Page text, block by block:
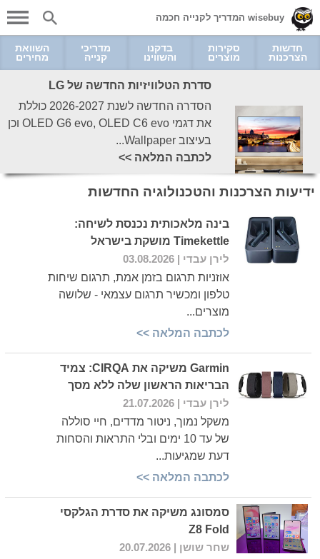
wisebuy המדריך לקנייה חכמה
חדשות
הצרכנות
סקירות
מוצרים
בדקנו
והשווינו
מדריכי
קנייה
השוואת
מחירים
סדרת הטלוויזיות החדשה של LG
הסדרה החדשה לשנת 2026-2027 כוללת
את דגמי OLED G6 evo, OLED C6 evo וכן
בעיצוב Wallpaper...
לכתבה המלאה >>
ידיעות הצרכנות והטכנולוגיה החדשות
בינה מלאכותית נכנסת לשיחה:
Timekettle מושקת בישראל
לירן עבדי | 03.08.2026
אוזניות תרגום בזמן אמת, תרגום שיחות
טלפון ומכשיר תרגום עצמאי - שלושה
מוצרים...
לכתבה המלאה >>
Garmin משיקה את CIRQA: צמיד
הבריאות הראשון שלה ללא מסך
לירן עבדי | 21.07.2026
משקל נמוך, ניטור מדדים, חיי סוללה
של עד 10 ימים ובלי התראות והסחות
דעת שמגיעות...
לכתבה המלאה >>
סמסונג משיקה את סדרת הגלקסי
Z8 Fold
שחר שושן | 20.07.2026